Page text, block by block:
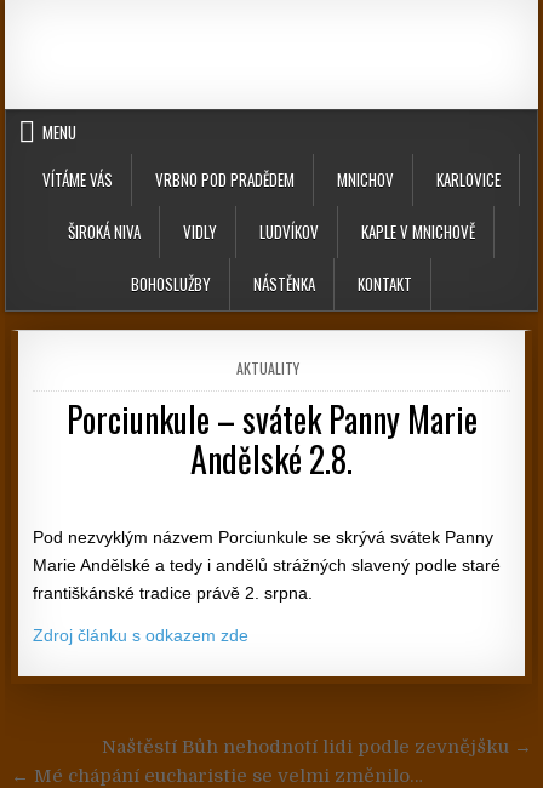
MENU
VÍTÁME VÁS
VRBNO POD PRADĚDEM MNICHOV KARLOVICE
ŠIROKÁ NIVA VIDLY LUDVÍKOV KAPLE V MNICHOVĚ
BOHOSLUŽBY NÁSTĚNKA KONTAKT
POSTED IN
AKTUALITY
Porciunkule – svátek Panny Marie
Andělské 2.8.
Pod nezvyklým názvem Porciunkule se skrývá svátek Panny
Marie Andělské a tedy i andělů strážných slavený podle staré
františkánské tradice právě 2. srpna.
Zdroj článku s odkazem zde
Navigace pro příspěvek
Naštěstí Bůh nehodnotí lidi podle zevnějšku →
← Mé chápání eucharistie se velmi změnilo…